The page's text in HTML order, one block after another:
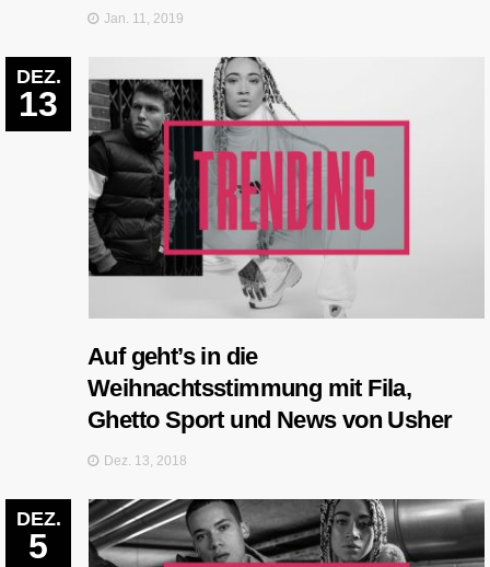
Jan. 11, 2019
DEZ.
13
Auf geht’s in die
Weihnachtsstimmung mit Fila,
Ghetto Sport und News von Usher
Dez. 13, 2018
DEZ.
5